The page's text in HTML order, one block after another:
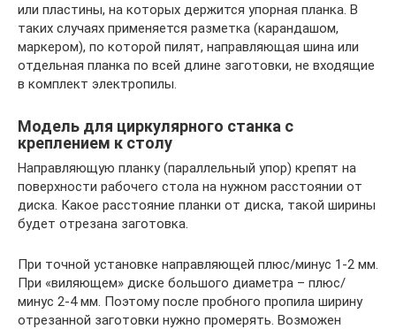
или пластины, на которых держится упорная планка. В
таких случаях применяется разметка (карандашом,
маркером), по которой пилят, направляющая шина или
отдельная планка по всей длине заготовки, не входящие
в комплект электропилы.
Модель для циркулярного станка с
креплением к столу
Направляющую планку (параллельный упор) крепят на
поверхности рабочего стола на нужном расстоянии от
диска. Какое расстояние планки от диска, такой ширины
будет отрезана заготовка.
При точной установке направляющей плюс/минус 1-2 мм.
При «виляющем» диске большого диаметра – плюс/
минус 2-4 мм. Поэтому после пробного пропила ширину
отрезанной заготовки нужно промерять. Возможен